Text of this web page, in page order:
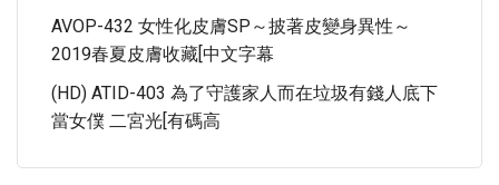
AVOP-432 女性化皮膚SP～披著皮變身異性～
2019春夏皮膚收藏[中文字幕
(HD) ATID-403 為了守護家人而在垃圾有錢人底下
當女僕 二宮光[有碼高